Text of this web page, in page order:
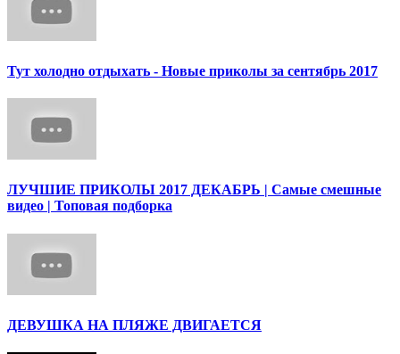
Тут холодно отдыхать - Новые приколы за сентябрь 2017
ЛУЧШИЕ ПРИКОЛЫ 2017 ДЕКАБРЬ | Cамые смешные
видео | Топовая подборка
ДЕВУШКА НА ПЛЯЖЕ ДВИГАЕТСЯ